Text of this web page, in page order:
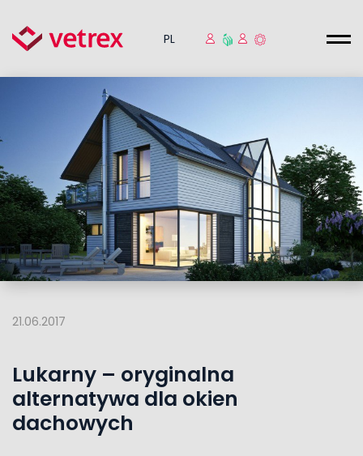
PL
21.06.2017
Lukarny – oryginalna
alternatywa dla okien
dachowych